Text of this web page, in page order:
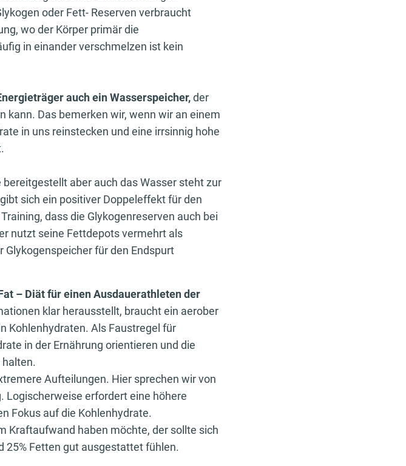
oder Fett- Reserven verbraucht
wo der Körper primär die
in einander verschmelzen ist kein
auch ein Wasserspeicher,der
kann. Das bemerken wir, wenn wir an einem
in uns reinstecken und eine irrsinnig hohe
bereitgestellt aber auch das Wasser steht zur
sich ein positiver Doppeleffekt für den
dass die Glykogenreserven auch bei
nutzt seine Fettdepots vermehrt als
für den Endspurt
– Diät für einen Ausdauerathleten der
klar herausstellt, braucht ein aerober
Kohlenhydraten. Als Faustregel für
in der Ernährung orientieren und die
halten.
Aufteilungen. Hier sprechen wir von
Logischerweise erfordert eine höhere
Fokus auf die Kohlenhydrate.
Kraftaufwand haben möchte, der sollte sich
25% Fetten gut ausgestattet fühlen.